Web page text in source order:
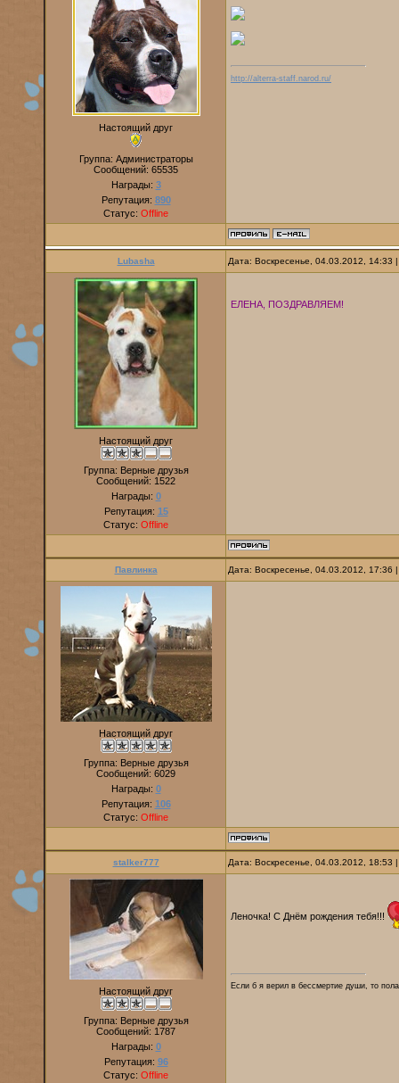
Настоящий друг
Группа: Администраторы
Сообщений: 65535
Награды: 3
Репутация: 890
Статус: Offline
http://alterra-staff.narod.ru/
Lubasha Дата: Воскресенье, 04.03.2012,
Настоящий друг
Группа: Верные друзья
Сообщений: 1522
Награды: 0
Репутация: 15
Статус: Offline
ЕЛЕНА, ПОЗДРАВЛЯЕМ!
Павлинка Дата: Воскресенье, 04.03.2012,
Настоящий друг
Группа: Верные друзья
Сообщений: 6029
Награды: 0
Репутация: 106
Статус: Offline
stalker777 Дата: Воскресенье, 04.03.2012,
Настоящий друг
Группа: Верные друзья
Сообщений: 1787
Награды: 0
Репутация: 96
Статус: Offline
Леночка! С Днём рождения тебя!!!
Если б я верил в бессмертие души, то